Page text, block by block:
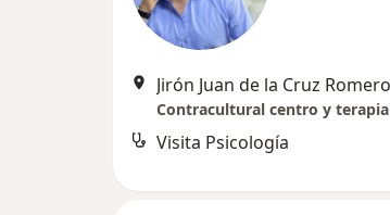
Contracultural centro y terapia
Visita Psicología